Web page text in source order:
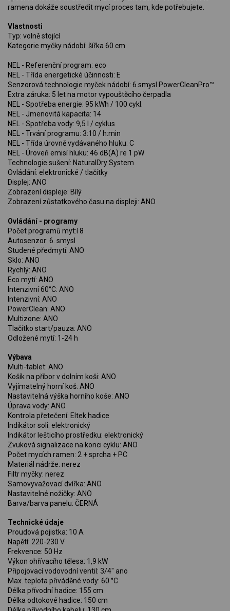
ramena dokáže soustředit mycí proces tam, kde potřebujete.
Vlastnosti
Typ: volně stojící
Kategorie myčky nádobí: šířka 60 cm
NEL - Referenční program: eco
NEL - Třída energetické účinnosti: E
Senzorová technologie myček nádobí: 6.smysl PowerCleanPro™
Extra záruka: 5 let na motor vypouštěcího čerpadla
NEL - Spotřeba energie: 95 kWh / 100 cykl.
NEL - Jmenovitá kapacita: 14
NEL - Spotřeba vody: 9,5 l / cyklus
NEL - Trvání programu: 3:10 / h:min
NEL - Třída úrovně vydávaného hluku: C
NEL - Úroveň emisí hluku: 46 dB(A) re 1 pW
Technologie sušení: NaturalDry System
Ovládání: elektronické / tlačítky
Displej: ANO
Zobrazení displeje: Bílý
Zobrazení zůstatkového času na displeji: ANO
Ovládání - programy
Počet programů myt:í 8
Autosenzor: 6. smysl
Studené předmytí: ANO
Sklo: ANO
Rychlý: ANO
Eco mytí: ANO
Intenzivní 60°C: ANO
Intenzivní: ANO
PowerClean: ANO
Multizone: ANO
Tlačítko start/pauza: ANO
Odložené mytí: 1-24 h
Výbava
Multi-tablet: ANO
Košík na příbor v dolním koši: ANO
Vyjímatelný horní koš: ANO
Nastavitelná výška horního koše: ANO
Úprava vody: ANO
Kontrola přetečení: Eltek hadice
Indikátor soli: elektronický
Indikátor lešticího prostředku: elektronický
Zvuková signalizace na konci cyklu: ANO
Počet mycích ramen: 2 + sprcha + PC
Materiál nádrže: nerez
Filtr myčky: nerez
Samovyvažovací dvířka: ANO
Nastavitelné nožičky: ANO
Barva/barva panelu: ČERNÁ
Technické údaje
Proudová pojistka: 10 A
Napětí: 220-230 V
Frekvence: 50 Hz
Výkon ohřívacího tělesa: 1,9 kW
Připojovací vodovodní ventil: 3/4" ano
Max. teplota přiváděné vody: 60 °C
Délka přívodní hadice: 155 cm
Délka odtokové hadice: 150 cm